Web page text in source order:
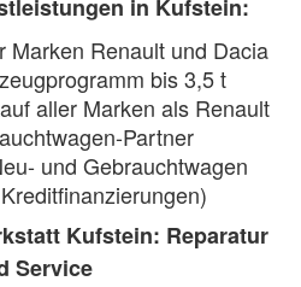
in Kufstein:
Marken Renault und Dacia
bis 3,5 t
aller Marken als Renault
Partner
und Gebrauchtwagen
Kufstein: Reparatur
Service